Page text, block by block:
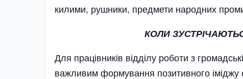
килими, рушники, предмети народних
КОЛИ
Для працівників відділу роботи з
важливим формування позитивного іміджу